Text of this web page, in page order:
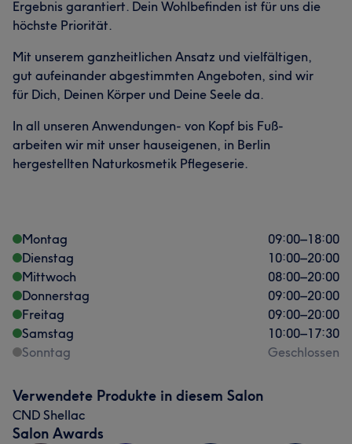
Ergebnis garantiert. Dein Wohlbefinden ist für uns die
höchste Priorität.
Mit unserem ganzheitlichen Ansatz und vielfältigen,
gut aufeinander abgestimmten Angeboten, sind wir
für Dich, Deinen Körper und Deine Seele da.
In all unseren Anwendungen- von Kopf bis Fuß-
arbeiten wir mit unser hauseigenen, in Berlin
hergestellten Naturkosmetik Pflegeserie.
Montag 09:00–18:00
Dienstag
10:00–20:00
Mittwoch
08:00–20:00
Donnerstag
09:00–20:00
Freitag
09:00–20:00
Samstag
10:00–17:30
Sonntag
Geschlossen
Verwendete Produkte in diesem Salon
CND Shellac
Salon Awards